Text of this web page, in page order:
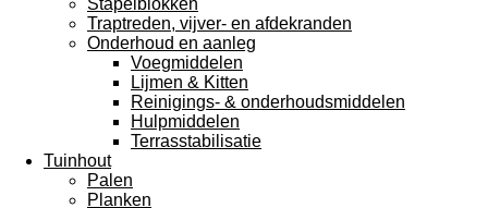
Stapelblokken
Traptreden, vijver- en afdekranden
Onderhoud en aanleg
Voegmiddelen
Lijmen & Kitten
Reinigings- & onderhoudsmiddelen
Hulpmiddelen
Terrasstabilisatie
Tuinhout
Palen
Planken